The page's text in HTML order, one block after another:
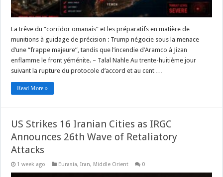
La trêve du “corridor omanais” et les préparatifs en matière de
munitions à guidage de précision : Trump négocie sous la menace
d’une “frappe majeure”, tandis que l’incendie d’Aramco à Jizan
enflamme le front yéménite. – Talal Nahle Au trente-huitième jour
suivant la rupture du protocole d’accord et au cent …
Read More »
US Strikes 16 Iranian Cities as IRGC
Announces 26th Wave of Retaliatory
Attacks
1 week ago Eurasia,Iran, Middle Orient 0